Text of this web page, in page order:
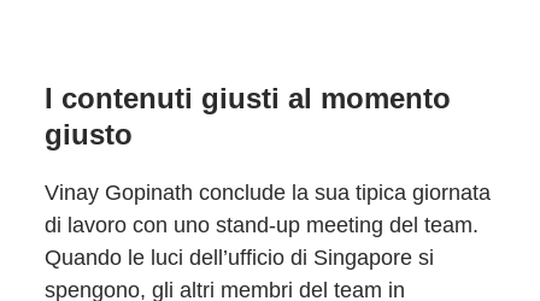
I contenuti giusti al momento
giusto
Vinay Gopinath conclude la sua tipica giornata
di lavoro con uno stand-up meeting del team.
Quando le luci dell’ufficio di Singapore si
spengono, gli altri membri del team in